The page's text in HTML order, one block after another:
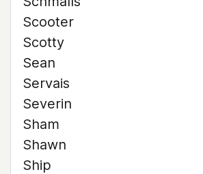
Scooter
Scotty
Sean
Servais
Severin
Sham
Shawn
Ship